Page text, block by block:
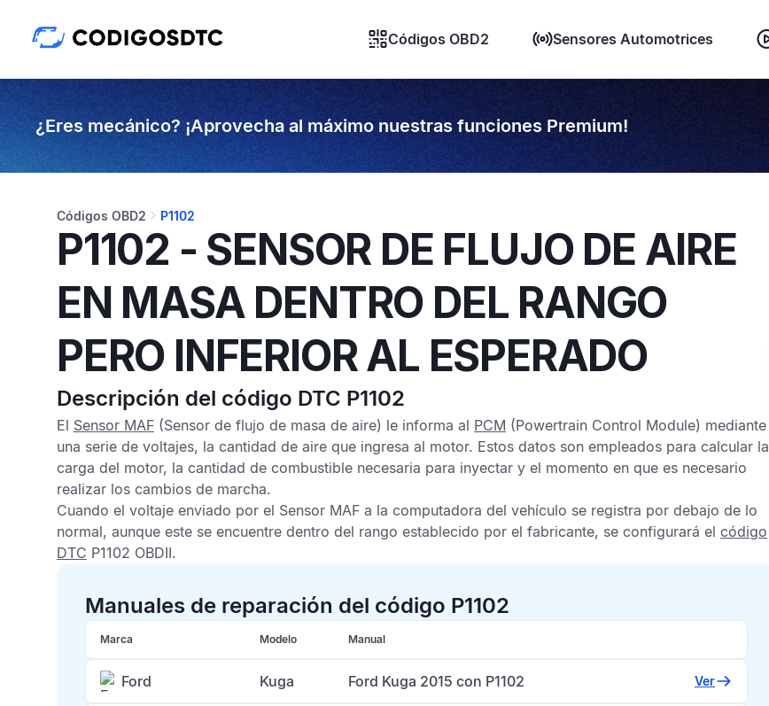
Códigos OBD2 Sensores Automotrices
¿Eres mecánico? ¡Aprovecha al máximo nuestras funciones Premium!
Códigos OBD2 P1102
P1102 - SENSOR DE FLUJO DE AIRE
EN MASA DENTRO DEL RANGO
PERO INFERIOR AL ESPERADO
Descripción del código DTC P1102
El Sensor MAF (Sensor de flujo de masa de aire) le informa al PCM (Powertrain Control Module) mediante
una serie de voltajes, la cantidad de aire que ingresa al motor. Estos datos son empleados para calcular la
carga del motor, la cantidad de combustible necesaria para inyectar y el momento en que es necesario
realizar los cambios de marcha.
Cuando el voltaje enviado por el Sensor MAF a la computadora del vehículo se registra por debajo de lo
normal, aunque este se encuentre dentro del rango establecido por el fabricante, se configurará el código
DTC P1102 OBDII.
Manuales de reparación del código P1102
Marca Modelo Manual
Ford Kuga Ford Kuga 2015 con P1102 Ver